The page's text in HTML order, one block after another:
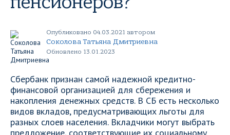
Опубликовано 04.03.2021 автором
Соколова Татьяна Дмитриевна
Обновлено 13.01.2023
Сбербанк признан самой надежной кредитно-
финансовой организацией для сбережения и
накопления денежных средств. В СБ есть несколько
видов вкладов, предусматривающих льготы для
разных слоев населения. Вкладчики могут выбрать